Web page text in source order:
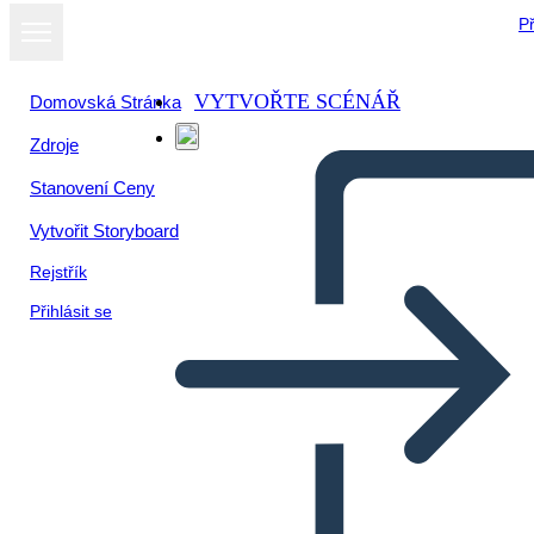
Domovská Stránka
Zdroje
Stanovení Ceny
Vytvořit Storyboard
Rejstřík
Přihlásit se
VYTVOŘTE SCÉNÁŘ